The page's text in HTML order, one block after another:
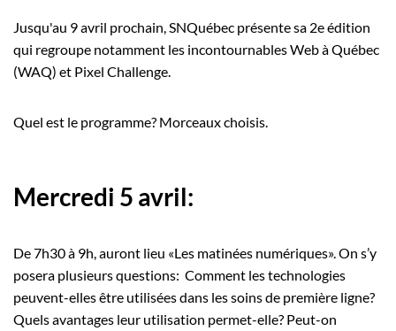
Jusqu'au 9 avril prochain, SNQuébec présente sa 2e édition
qui regroupe notamment les incontournables Web à Québec
(WAQ) et Pixel Challenge.
Quel est le programme? Morceaux choisis.
Mercredi 5 avril:
De 7h30 à 9h, auront lieu «Les matinées numériques». On s’y
posera plusieurs questions: Comment les technologies
peuvent-elles être utilisées dans les soins de première ligne?
Quels avantages leur utilisation permet-elle? Peut-on